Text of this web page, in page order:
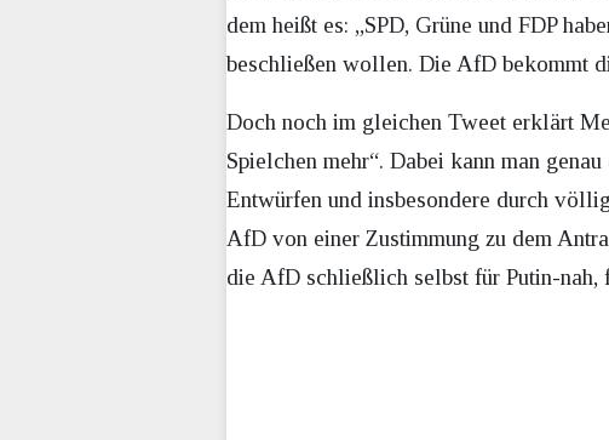
dem heißt es: „SPD, Grüne und FDP
beschließen wollen. Die AfD bekommt
Doch noch im gleichen Tweet erklärt
Spielchen mehr“. Dabei kann man
Entwürfen und insbesondere durch
AfD von einer Zustimmung zu dem
die AfD schließlich selbst für Putin-nah,